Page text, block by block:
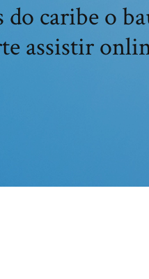
do caribe o
assistir